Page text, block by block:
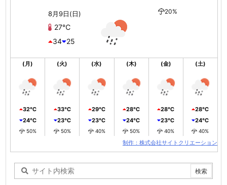
8月9日(日)
27℃
34 25
20%
(月)
32℃
24℃
50%
(火)
33℃
23℃
50%
(水)
29℃
23℃
40%
(木)
28℃
24℃
50%
(金)
28℃
23℃
40%
(土)
28℃
24℃
40%
制作：株式会社サイトクリエーション